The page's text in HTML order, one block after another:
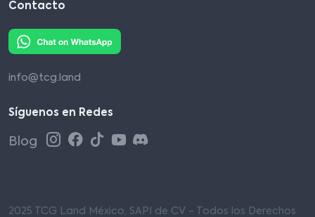
Contacto
info@tcg.land
Síguenos en Redes
Blog
2025 TCG Land México, SAPI de CV - Todos los Derechos